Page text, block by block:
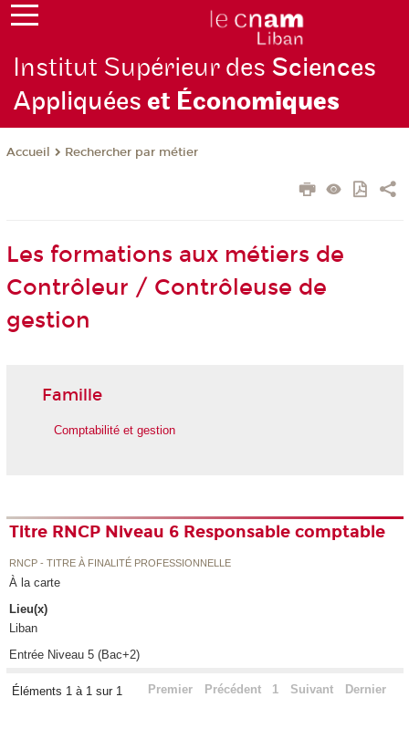
Institut Supérieur des Sciences
Appliquéeset Économiques
Accueil Rechercher par métier
Les formations aux métiers de
Contrôleur / Contrôleuse de
gestion
Famille
Comptabilité et gestion
Titre RNCP Niveau 6 Responsable comptable
RNCP - TITRE À FINALITÉ PROFESSIONNELLE
À la carte
Lieu(x)
Liban
Entrée Niveau 5 (Bac+2)
Éléments 1 à 1 sur 1 Premier Précédent 1 Suivant Dernier